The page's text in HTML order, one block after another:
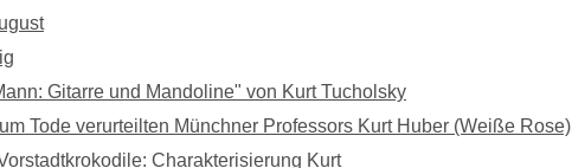
Gitarre und Mandoline" von Kurt Tucholsky
Tode verurteilten Münchner Professors Kurt Huber (Weiße Rose)
Charakterisierung Kurt